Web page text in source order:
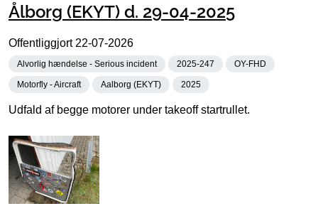
Ålborg (EKYT) d. 29-04-2025
Offentliggjort 22-07-2026
Alvorlig hændelse - Serious incident 2025-247 OY-FHD
Motorfly - Aircraft Aalborg (EKYT) 2025
Udfald af begge motorer under takeoff startrullet.